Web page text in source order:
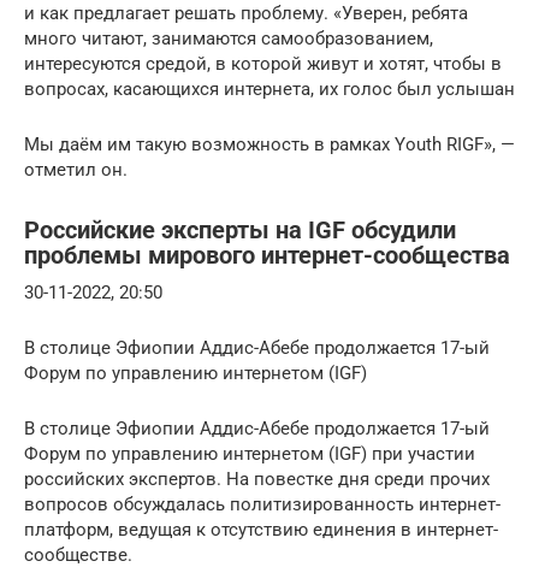
и как предлагает решать проблему. «Уверен, ребята
много читают, занимаются самообразованием,
интересуются средой, в которой живут и хотят, чтобы в
вопросах, касающихся интернета, их голос был услышан
Мы даём им такую возможность в рамках Youth RIGF», —
отметил он.
Российские эксперты на IGF обсудили
проблемы мирового интернет-сообщества
30-11-2022, 20:50
В столице Эфиопии Аддис-Абебе продолжается 17-ый
Форум по управлению интернетом (IGF)
В столице Эфиопии Аддис-Абебе продолжается 17-ый
Форум по управлению интернетом (IGF) при участии
российских экспертов. На повестке дня среди прочих
вопросов обсуждалась политизированность интернет-
платформ, ведущая к отсутствию единения в интернет-
сообществе.